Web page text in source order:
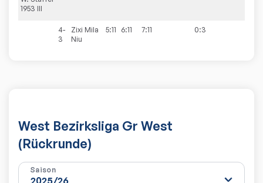
1953 III
4-
3
Zixi Mila
Niu
5:11 6:11 7:11 0:3
West Bezirksliga Gr West
(Rückrunde)
Saison